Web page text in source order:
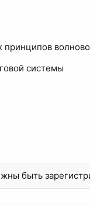
системы
быть